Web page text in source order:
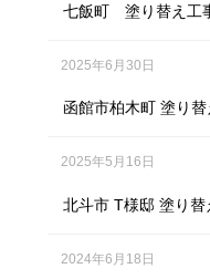
七飯町 塗り替え工
2025年6月30日
函館市柏木町 塗り替
2025年5月16日
北斗市 T様邸 塗り替
2024年6月18日